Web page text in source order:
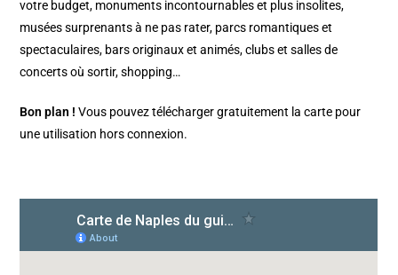
votre budget, monuments incontournables et plus insolites,
musées surprenants à ne pas rater, parcs romantiques et
spectaculaires, bars originaux et animés, clubs et salles de
concerts où sortir, shopping…
Bon plan ! Vous pouvez télécharger gratuitement la carte pour
une utilisation hors connexion.